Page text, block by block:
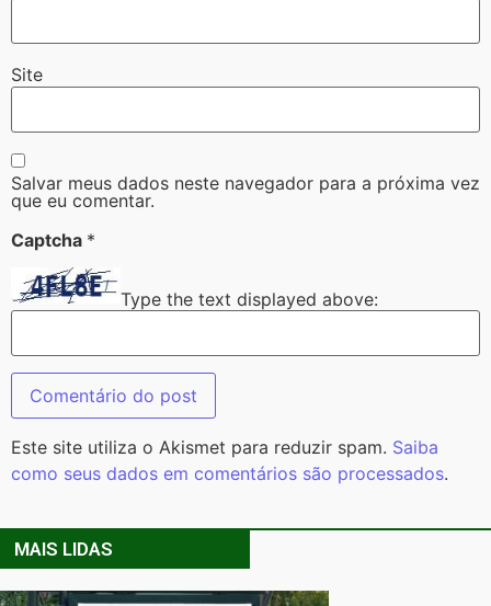
Site
Salvar meus dados neste navegador para a próxima vez
que eu comentar.
Captcha *
Type the text displayed above:
Este site utiliza o Akismet para reduzir spam. Saiba
como seus dados em comentários são processados.
MAIS LIDAS